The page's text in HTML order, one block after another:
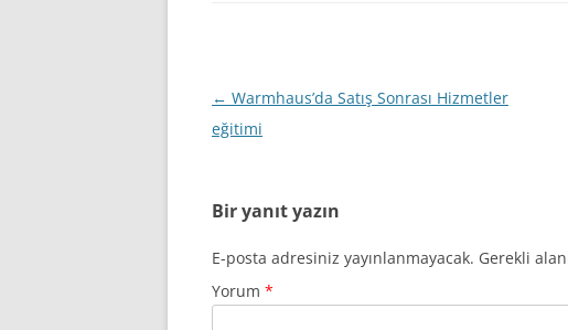
Yazı
dolaşımı
← Warmhaus’da Satış Sonrası Hizmetler
eğitimi
Bir yanıt yazın
E-posta adresiniz yayınlanmayacak. Gerekli
Yorum *